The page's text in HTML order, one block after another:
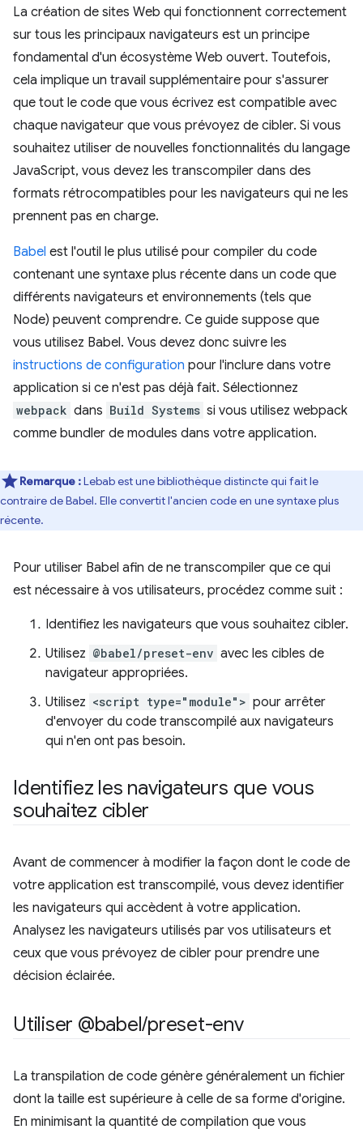
La création de sites Web qui fonctionnent correctement
sur tous les principaux navigateurs est un principe
fondamental d'un écosystème Web ouvert. Toutefois,
cela implique un travail supplémentaire pour s'assurer
que tout le code que vous écrivez est compatible avec
chaque navigateur que vous prévoyez de cibler. Si vous
souhaitez utiliser de nouvelles fonctionnalités du langage
JavaScript, vous devez les transcompiler dans des
formats rétrocompatibles pour les navigateurs qui ne les
prennent pas en charge.
Babel est l'outil le plus utilisé pour compiler du code
contenant une syntaxe plus récente dans un code que
différents navigateurs et environnements (tels que
Node) peuvent comprendre. Ce guide suppose que
vous utilisez Babel. Vous devez donc suivre les
instructions de configuration pour l'inclure dans votre
application si ce n'est pas déjà fait. Sélectionnez
webpack dans Build Systems si vous utilisez webpack
comme bundler de modules dans votre application.
Remarque :Lebab est une bibliothèque distincte qui fait le
contraire de Babel. Elle convertit l'ancien code en une syntaxe plus
récente.
Pour utiliser Babel afin de ne transcompiler que ce qui
est nécessaire à vos utilisateurs, procédez comme suit :
Identifiez les navigateurs que vous souhaitez cibler.
Utilisez @babel/preset-env avec les cibles de
navigateur appropriées.
Utilisez <script type="module"> pour arrêter
d'envoyer du code transcompilé aux navigateurs
qui n'en ont pas besoin.
Identifiez les navigateurs que vous
souhaitez cibler
Avant de commencer à modifier la façon dont le code de
votre application est transcompilé, vous devez identifier
les navigateurs qui accèdent à votre application.
Analysez les navigateurs utilisés par vos utilisateurs et
ceux que vous prévoyez de cibler pour prendre une
décision éclairée.
Utiliser @babel/preset-env
La transpilation de code génère généralement un fichier
dont la taille est supérieure à celle de sa forme d'origine.
En minimisant la quantité de compilation que vous